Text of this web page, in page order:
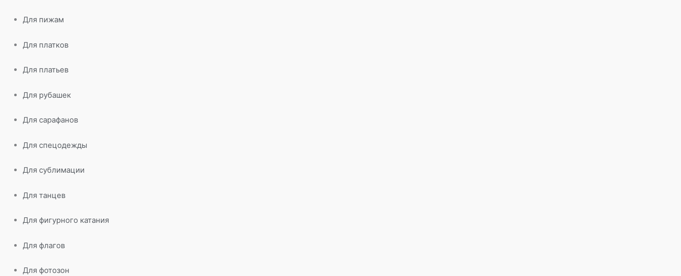
Для пижам
Для платков
Для платьев
Для рубашек
Для сарафанов
Для спецодежды
Для сублимации
Для танцев
Для фигурного катания
Для флагов
Для фотозон